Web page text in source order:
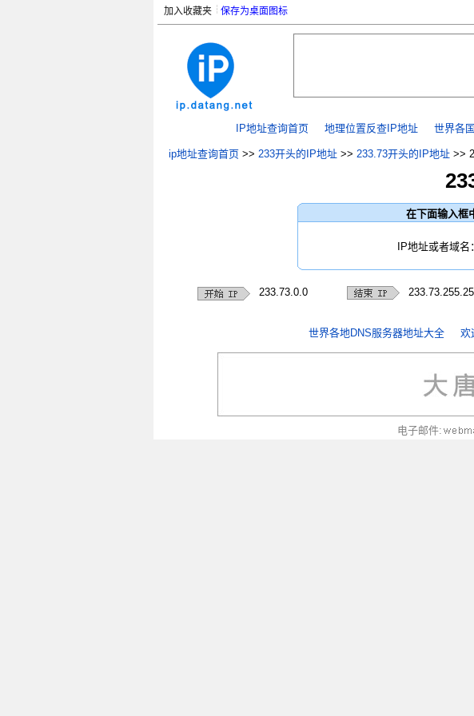
加入收藏夹 保存为桌面图标
IP地址查询首页 地理位置反查IP地址 世界各
ip地址查询首页 >>233开头的IP地址 >>233.73开头的IP地址 >>
在下面输入框
IP地址或者域名
233.73.0.0
世界各地DNS服务器地址大全 欢
电子邮件: